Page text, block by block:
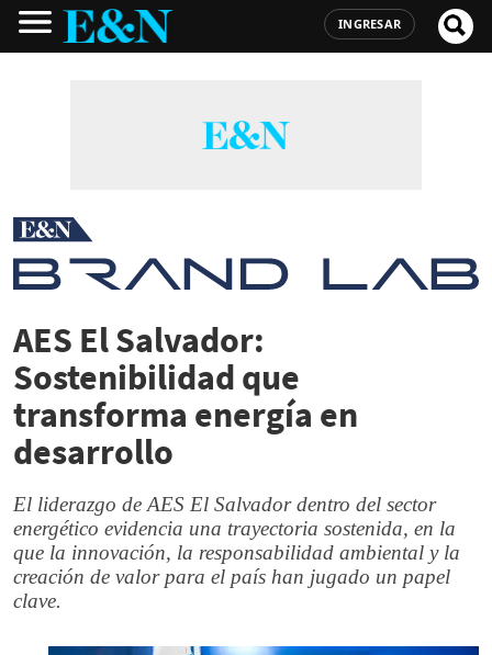
INGRESAR
AES El Salvador:
Sostenibilidad que
transforma energía en
desarrollo
El liderazgo de AES El Salvador dentro del sector
energético evidencia una trayectoria sostenida, en la
que la innovación, la responsabilidad ambiental y la
creación de valor para el país han jugado un papel
clave.